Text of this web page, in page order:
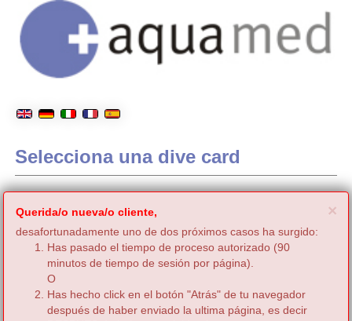
Selecciona una dive card
×
Querida/o nueva/o cliente,
desafortunadamente uno de dos próximos casos ha surgido:
Has pasado el tiempo de proceso autorizado (90
minutos de tiempo de sesión por página).
O
Has hecho click en el botón "Atrás" de tu navegador
después de haber enviado la ultima página, es decir